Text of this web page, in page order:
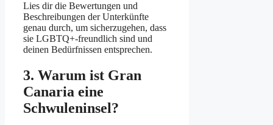
Lies dir die Bewertungen und
Beschreibungen der Unterkünfte
genau durch, um sicherzugehen, dass
sie LGBTQ+-freundlich sind und
deinen Bedürfnissen entsprechen.
3. Warum ist Gran
Canaria eine
Schwuleninsel?